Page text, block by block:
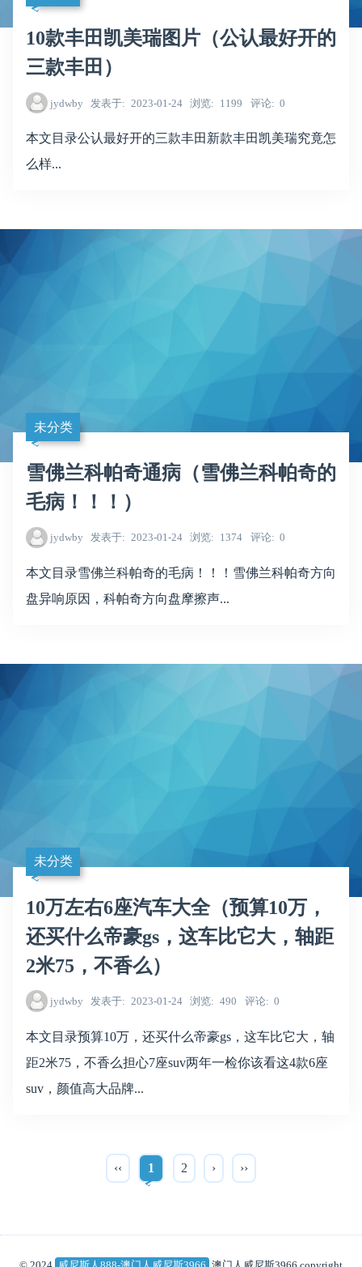
10款丰田凯美瑞图片（公认最好开的
三款丰田）
jydwby 发表于 2023-01-24 浏览 1199 评论 0
本文目录公认最好开的三款丰田新款丰田凯美瑞究竟怎
么样...
未分类
雪佛兰科帕奇通病（雪佛兰科帕奇的
毛病！！！）
jydwby 发表于 2023-01-24 浏览 1374 评论 0
本文目录雪佛兰科帕奇的毛病！！！雪佛兰科帕奇方向
盘异响原因，科帕奇方向盘摩擦声...
未分类
10万左右6座汽车大全（预算10万，
还买什么帝豪gs，这车比它大，轴距
2米75，不香么）
jydwby 发表于 2023-01-24 浏览 490 评论 0
本文目录预算10万，还买什么帝豪gs，这车比它大，轴
距2米75，不香么担心7座suv两年一检你该看这4款6座
suv，颜值高大品牌...
‹‹ 1 2 › ››